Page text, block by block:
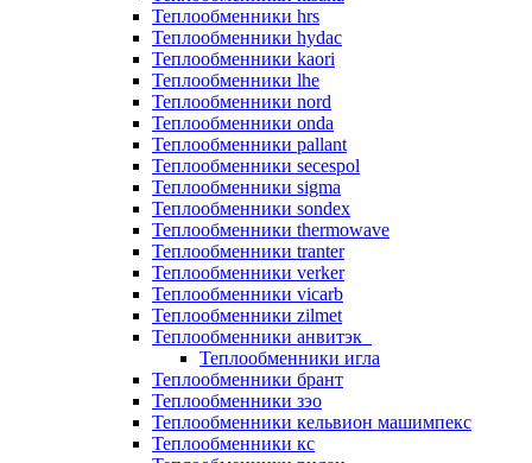
Теплообменники hrs
Теплообменники hydac
Теплообменники kaori
Теплообменники lhe
Теплообменники nord
Теплообменники onda
Теплообменники pallant
Теплообменники secespol
Теплообменники sigma
Теплообменники sondex
Теплообменники thermowave
Теплообменники tranter
Теплообменники verker
Теплообменники vicarb
Теплообменники zilmet
Теплообменники анвитэк
Теплообменники игла
Теплообменники брант
Теплообменники зэо
Теплообменники кельвион машимпекс
Теплообменники кс